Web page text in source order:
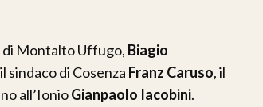
di Montalto Uffugo, Biagio
sindaco di Cosenza Franz Caruso, il
all’IonioGianpaolo Iacobini.